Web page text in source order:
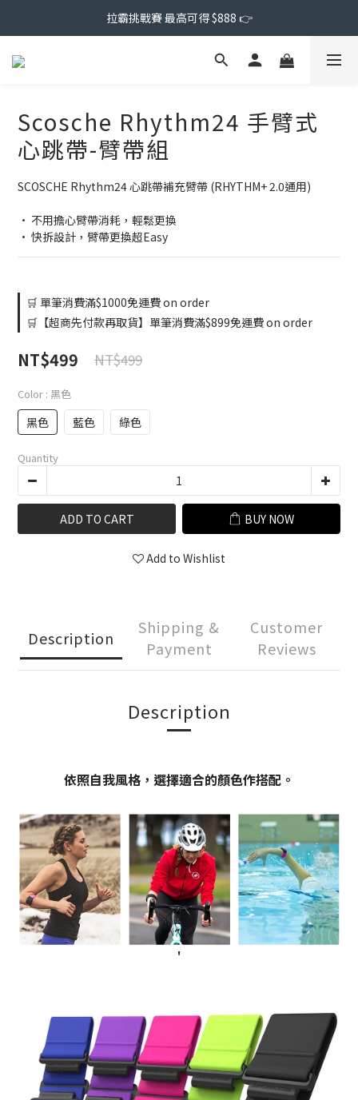
拉霸挑戰賽 最高可得 $888 👉
Scosche Rhythm24 手臂式
心跳帶-臂帶組
SCOSCHE Rhythm24 心跳帶補充臂帶 (RHYTHM+ 2.0通用)
• 不用擔心臂帶消耗，輕鬆更換
• 快拆設計，臂帶更換超Easy
🛒 單筆消費滿$1000免運費 on order
🛒【超商先付款再取貨】單筆消費滿$899免運費 on order
NT$499 NT$499
Color : 黑色
黑色 藍色 綠色
Quantity
ADD TO CART BUY NOW
Add to Wishlist
Description
Shipping &
Payment
Customer
Reviews
Description
依照自我風格，選擇適合的顏色作搭配。
'